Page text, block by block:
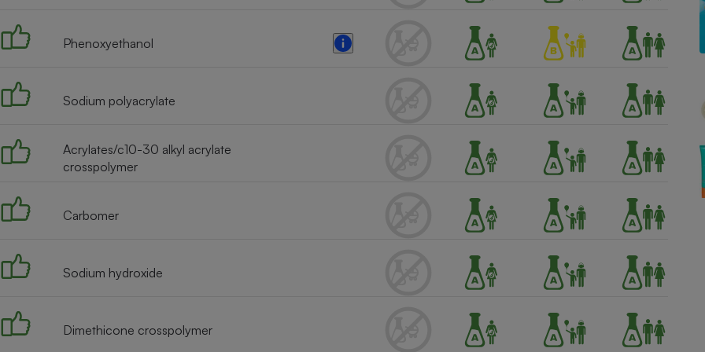
Phenoxyethanol
Sodium polyacrylate
Acrylates/c10-30 alkyl acrylate
crosspolymer
Carbomer
Sodium hydroxide
Dimethicone crosspolymer
Four encastrable
Aspirateur
Téléphone mobile -
Appareil photo
Électricité - Gaz
Lessive